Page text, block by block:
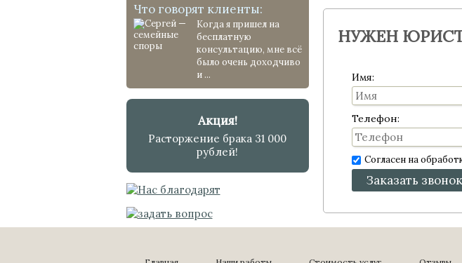
Что говорят клиенты:
Когда я пришел на
бесплатную
консультацию, мне всё
было очень доходчиво
и ...
Акция!
Расторжение брака 31 000
рублей!
НУЖЕН
Имя:
Телефон:
Согласен на
Заказать звонок